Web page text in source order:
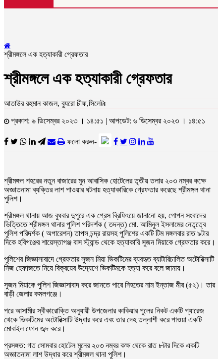
শ্রীমঙ্গলে এক হত্যাকারী গ্রেফতার
শ্রীমঙ্গলে এক হত্যাকারী গ্রেফতার
আতাউর রহমান কাজল, ব্যুরো চীফ,সিলেটঃ
প্রকাশ: ৬ ডিসেম্বর ২০২৩ । ১৪:৫১ | আপডেট: ৬ ডিসেম্বর ২০২৩ । ১৪:৫১
ফলো করুন-
শ্রীমঙ্গল শহরের নতুন বাজারের মুন আবাসিক হোটেলের তৃতীয় তলার ২০৩ নম্বর কক্ষে
অজ্ঞাতনামা ব্যক্তির লাশ পাওয়ার ঘটনায় হত্যাকারিকে গ্রেফতার করেছে শ্রীমঙ্গল থানা
পুলিশ।
শ্রীমঙ্গল থানায় আজ বুধবার দুপুরে এক প্রেস ব্রিফিংয়ে জানানো হয়, গোপন সংবাদের
ভিত্তিতে শ্রীমঙ্গল থানার পুলিশ পরিদর্শক ( তদন্ত) মো. আমিনুল ইসলামের নেতৃত্বে
পুলিশ পরিদর্শক ( অপারেশন) তাপস চন্দ্র রায়সহ পুলিশের একটি টিম মঙ্গলবার রাত ৯টার
দিকে হবিগঞ্জের শায়েস্তাগঞ্জ বাস স্ট্যান্ড থেকে হত্যাকারি সুজন মিয়াকে গ্রেফতার করে।
পুলিশের জিজ্ঞাসাবাদে গ্রেফতার সুজন মিয়া ভিকটিমের ব্যবহৃত ব্যাটারিচালিত অটোরিক্সাটি
নিজ হেফাজতে নিয়ে বিক্রয়ের উদ্যেশে ভিকটিমকে হত্যা করে বলে জানায়।
সুজন মিয়াকে পুলিশ জিজ্ঞাসাবাদ করে জানতে পারে নিহতের নাম ইন্তাজ মীর (৫২)। তার
বাড়ী জেলার কমলগঞ্জে।
পরে আসামীর স্বীকারোক্তি অনুযায়ী উপজেলার কাকিয়ার পুলের নিকট একটি গ্যারেজ
থেকে ভিকটিমের অটোরিক্সাটি উদ্ধার করে এবং তার দেহ তল্লাশী করে পাওয়া একটি
মোবাইল ফোন জব্দ করে।
প্রসঙ্গত: গত সোমবার হোটেল মুনের ২০৩ নম্বর কক্ষ থেকে রাত ৮টার দিকে একটি
অজ্ঞাতনামা লাশ উদ্ধার করে শ্রীমঙ্গল থানা পুলিশ।